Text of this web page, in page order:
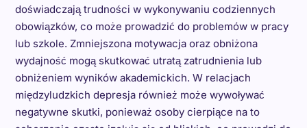
doświadczają trudności w wykonywaniu codziennych
obowiązków, co może prowadzić do problemów w pracy
lub szkole. Zmniejszona motywacja oraz obniżona
wydajność mogą skutkować utratą zatrudnienia lub
obniżeniem wyników akademickich. W relacjach
międzyludzkich depresja również może wywoływać
negatywne skutki, ponieważ osoby cierpiące na to